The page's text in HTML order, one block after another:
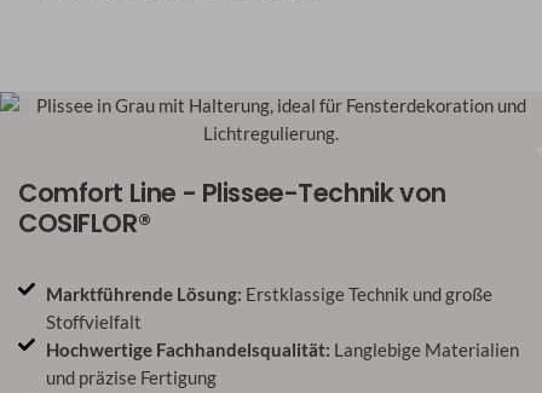
Comfort Line - Plissee-Technik von
COSIFLOR®
Marktführende Lösung: Erstklassige Technik und große
Stoffvielfalt
Hochwertige Fachhandelsqualität: Langlebige Materialien
und präzise Fertigung